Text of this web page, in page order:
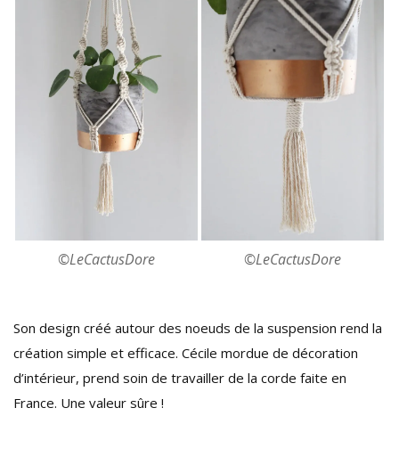
©LeCactusDore ©LeCactusDore
Son design créé autour des noeuds de la suspension rend la
création simple et efficace. Cécile mordue de décoration
d’intérieur, prend soin de travailler de la corde faite en
France. Une valeur sûre !